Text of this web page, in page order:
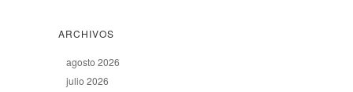
ARCHIVOS
agosto 2026
julio 2026